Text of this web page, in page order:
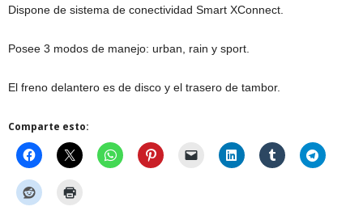
Dispone de sistema de conectividad Smart XConnect.
Posee 3 modos de manejo: urban, rain y sport.
El freno delantero es de disco y el trasero de tambor.
Comparte esto: